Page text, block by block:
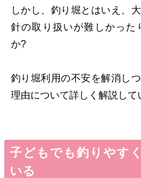
しかし、釣り堀とはいえ、
針の取り扱いが難しかった
か?
釣り堀利用の不安を解消し
理由について詳しく解説して
子どもでも釣りやす
いる